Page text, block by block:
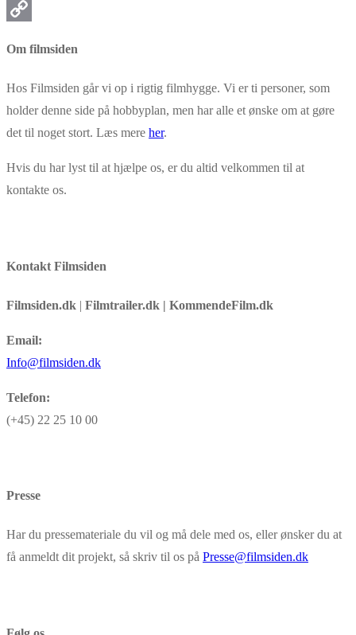
Email
Om filmsiden
Hos Filmsiden går vi op i rigtig filmhygge. Vi er ti personer, som
holder denne side på hobbyplan, men har alle et ønske om at gøre
det til noget stort. Læs mere her.
Hvis du har lyst til at hjælpe os, er du altid velkommen til at
kontakte os.
Kontakt Filmsiden
Filmsiden.dk | Filmtrailer.dk | KommendeFilm.dk
Email:
Info@filmsiden.dk
Telefon:
(+45) 22 25 10 00
Presse
Har du pressemateriale du vil og må dele med os, eller ønsker du at
få anmeldt dit projekt, så skriv til os på Presse@filmsiden.dk